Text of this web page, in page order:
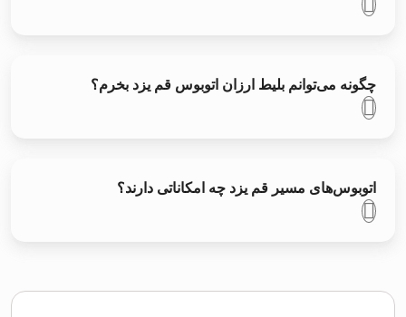
چگونه می‌توانم بلیط ارزان اتوبوس قم يزد بخرم؟
اتوبوس‌های مسیر قم يزد چه امکاناتی دارند؟